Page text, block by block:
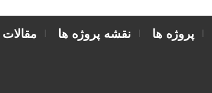
پروژه ها نقشه پروژه ها مقالات